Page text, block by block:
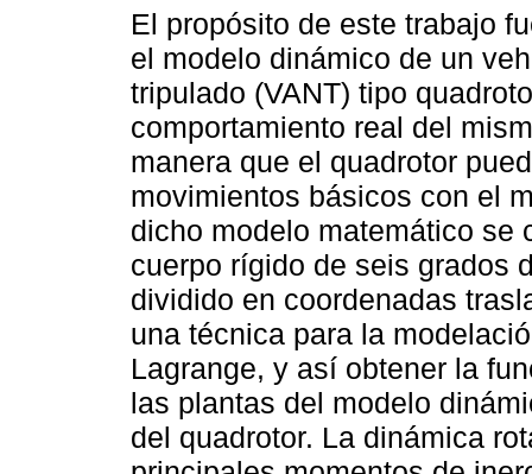
El propósito de este trabajo
el modelo dinámico de un
tripulado (VANT) tipo
comportamiento real del
manera que el quadrotor
movimientos básicos con el
dicho modelo matemático se
cuerpo rígido de seis grados
dividido en coordenadas
una técnica para la
Lagrange, y así obtener la
las plantas del modelo
del quadrotor. La dinámica